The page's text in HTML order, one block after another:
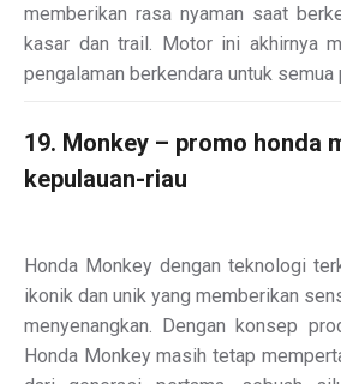
memberikan rasa nyaman saat
kasar dan trail. Motor ini akhirnya
pengalaman berkendara untuk semua
19. Monkey – promo honda
kepulauan-riau
Honda Monkey dengan teknologi
ikonik dan unik yang memberikan
menyenangkan. Dengan konsep
Honda Monkey masih tetap